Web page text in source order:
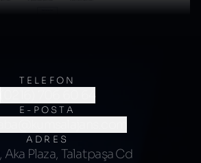
TELEFON
(0216) 706 60 64
E-POSTA
ADRES
Aka Plaza, Talatpaşa Cd